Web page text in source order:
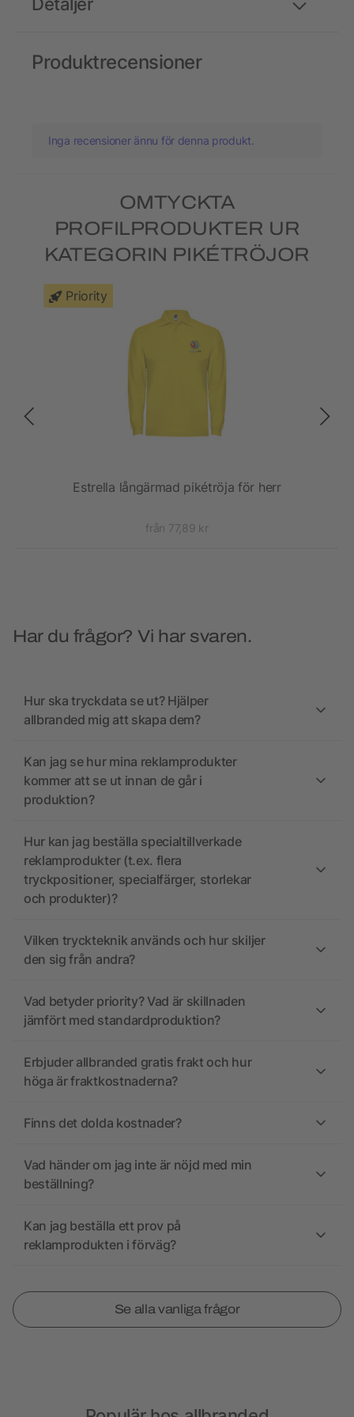
Detaljer
Produktrecensioner
Inga recensioner ännu för denna produkt.
OMTYCKTA
PROFILPRODUKTER UR
KATEGORIN PIKÉTRÖJOR
Priority
Estrella långärmad pikétröja för herr
från 77,89 kr
Har du frågor? Vi har svaren.
Hur ska tryckdata se ut? Hjälper
allbranded mig att skapa dem?
Kan jag se hur mina reklamprodukter
kommer att se ut innan de går i
produktion?
Hur kan jag beställa specialtillverkade
reklamprodukter (t.ex. flera
tryckpositioner, specialfärger, storlekar
och produkter)?
Vilken tryckteknik används och hur skiljer
den sig från andra?
Vad betyder priority? Vad är skillnaden
jämfört med standardproduktion?
Erbjuder allbranded gratis frakt och hur
höga är fraktkostnaderna?
Finns det dolda kostnader?
Vad händer om jag inte är nöjd med min
beställning?
Kan jag beställa ett prov på
reklamprodukten i förväg?
Se alla vanliga frågor